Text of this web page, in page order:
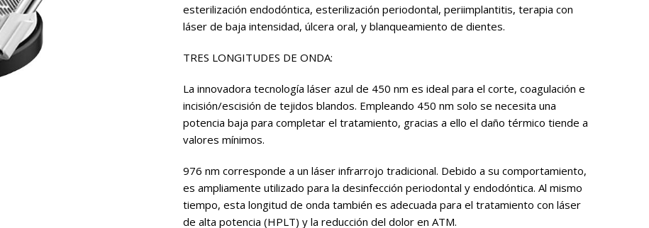
esterilización endodóntica, esterilización periodontal, periimplantitis, terapia con
láser de baja intensidad, úlcera oral, y blanqueamiento de dientes.
TRES LONGITUDES DE ONDA:
La innovadora tecnología láser azul de 450 nm es ideal para el corte, coagulación e
incisión/escisión de tejidos blandos. Empleando 450 nm solo se necesita una
potencia baja para completar el tratamiento, gracias a ello el daño térmico tiende a
valores mínimos.
976 nm corresponde a un láser infrarrojo tradicional. Debido a su comportamiento,
es ampliamente utilizado para la desinfección periodontal y endodóntica. Al mismo
tiempo, esta longitud de onda también es adecuada para el tratamiento con láser
de alta potencia (HPLT) y la reducción del dolor en ATM.